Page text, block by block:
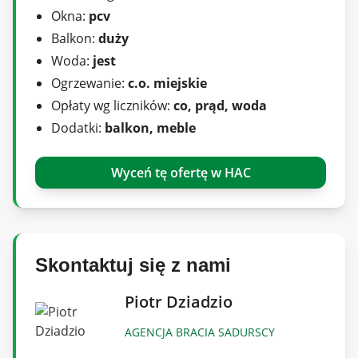
Lokal do odświeżenia lub remontu wg. potrzeb i
uznania przyszłego nabywcy.
Meble ruchome mogą zostać (do
Miejsca postojowe ogólnodostępne przed
budynkiem dla mieszkańców. Zgodnie z
do tego mieszkania.
Okolica z pełną infrastrukturą; liczne sklepy,
szkoły, przedszkola, żłobki, różnorodne usługi,
Okna: pcv
Balkon: duży
Woda: jest
Ogrzewanie: c.o. miejskie
Opłaty wg liczników: co, prąd, woda
Dodatki: balkon, meble
Wyceń tę ofertę w HAC
Skontaktuj się z nami
Piotr Dziadzio
AGENCJA BRACIA SADURSCY